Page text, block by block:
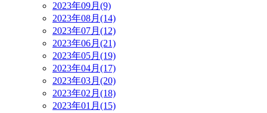
2023年09月(9)
2023年08月(14)
2023年07月(12)
2023年06月(21)
2023年05月(19)
2023年04月(17)
2023年03月(20)
2023年02月(18)
2023年01月(15)